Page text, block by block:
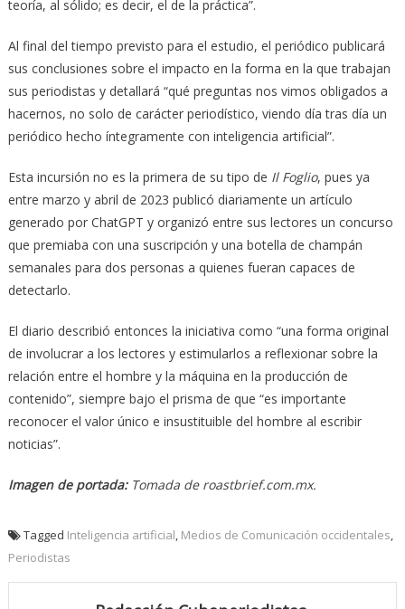
teoría, al sólido; es decir, el de la práctica”.
Al final del tiempo previsto para el estudio, el periódico publicará
sus conclusiones sobre el impacto en la forma en la que trabajan
sus periodistas y detallará “qué preguntas nos vimos obligados a
hacernos, no solo de carácter periodístico, viendo día tras día un
periódico hecho íntegramente con inteligencia artificial”.
Esta incursión no es la primera de su tipo de Il Foglio, pues ya
entre marzo y abril de 2023 publicó diariamente un artículo
generado por ChatGPT y organizó entre sus lectores un concurso
que premiaba con una suscripción y una botella de champán
semanales para dos personas a quienes fueran capaces de
detectarlo.
El diario describió entonces la iniciativa como “una forma original
de involucrar a los lectores y estimularlos a reflexionar sobre la
relación entre el hombre y la máquina en la producción de
contenido”, siempre bajo el prisma de que “es importante
reconocer el valor único e insustituible del hombre al escribir
noticias”.
Imagen de portada:Tomada de roastbrief.com.mx.
Tagged Inteligencia artificial, Medios de Comunicación occidentales,
Periodistas